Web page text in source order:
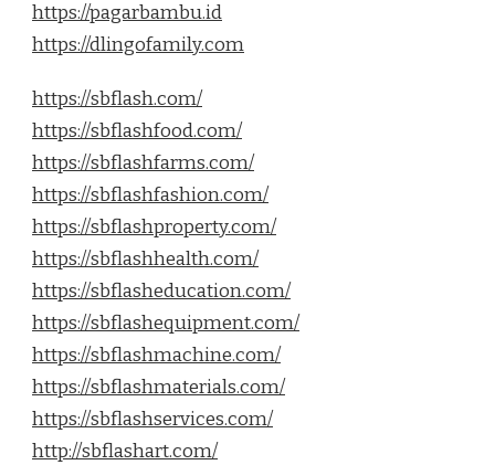
https://pagarbambu.id
https://dlingofamily.com
https://sbflash.com/
https://sbflashfood.com/
https://sbflashfarms.com/
https://sbflashfashion.com/
https://sbflashproperty.com/
https://sbflashhealth.com/
https://sbflasheducation.com/
https://sbflashequipment.com/
https://sbflashmachine.com/
https://sbflashmaterials.com/
https://sbflashservices.com/
http://sbflashart.com/